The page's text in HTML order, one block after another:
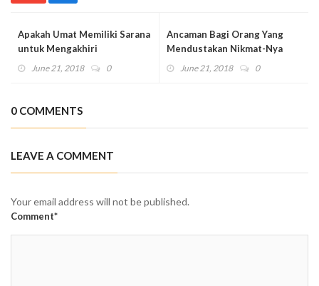
Apakah Umat Memiliki Sarana
untuk Mengakhiri
Pendudukan Palestina?
June 21, 2018 0
Ancaman Bagi Orang Yang
Mendustakan Nikmat-Nya
June 21, 2018 0
0 COMMENTS
LEAVE A COMMENT
Your email address will not be published.
Comment*